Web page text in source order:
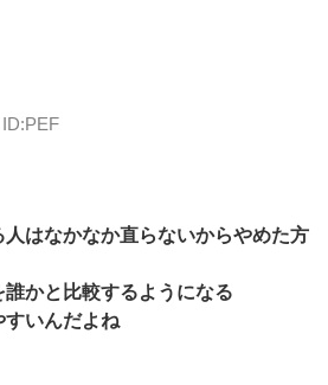
人はなかなか直らないからやめた方
かと比較するようになる
すいんだよね